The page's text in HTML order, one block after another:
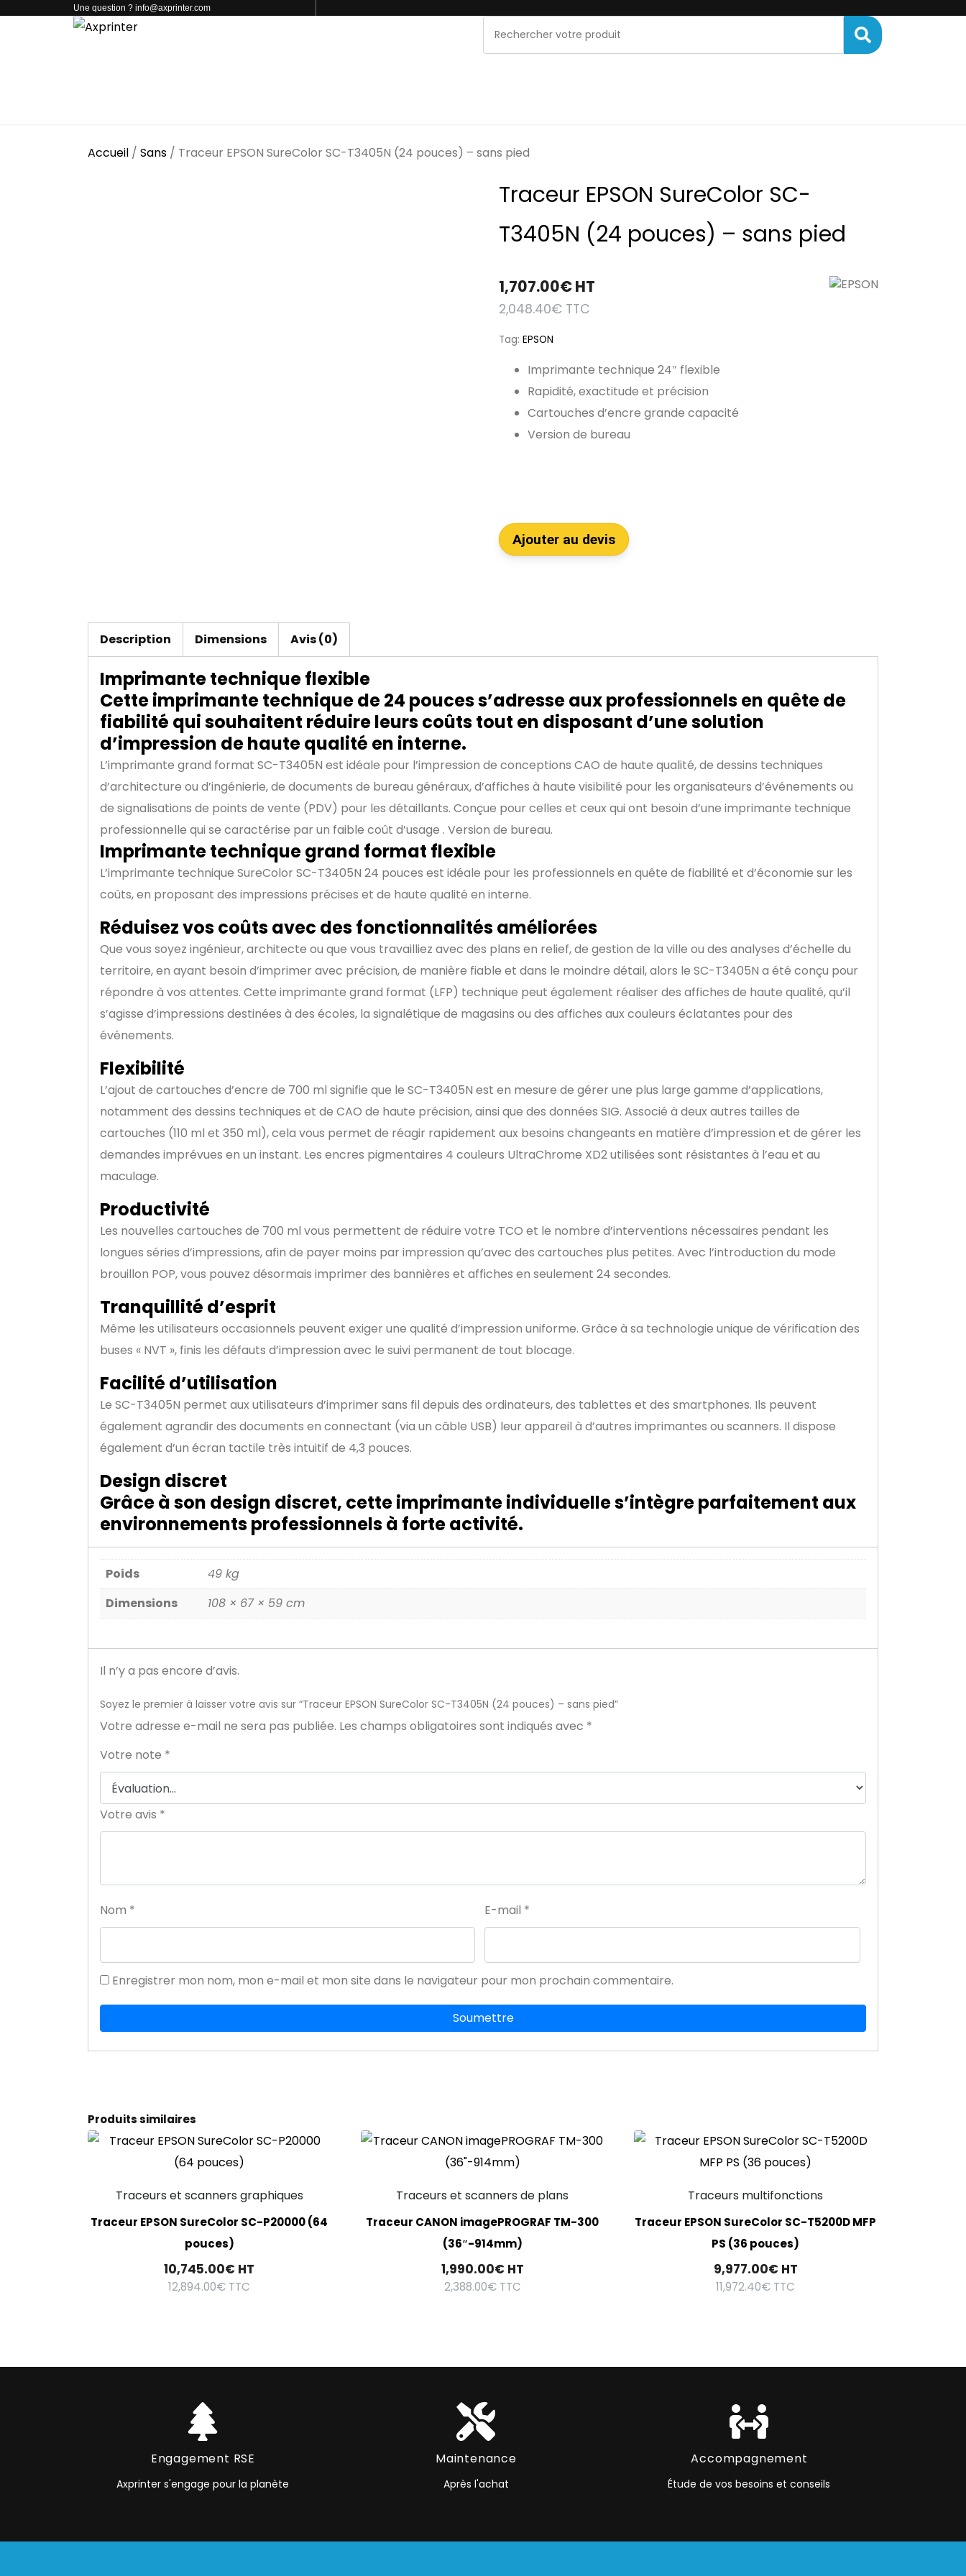
Une question ? info@axprinter.com
Accueil / Sans / Traceur EPSON SureColor SC-T3405N (24 pouces) – sans pied
Traceur EPSON SureColor SC-
T3405N (24 pouces) – sans pied
1,707.00€HT
2,048.40€ TTC
Tag: EPSON
Imprimante technique 24″ flexible
Rapidité, exactitude et précision
Cartouches d’encre grande capacité
Version de bureau
Ajouter au devis
Description Dimensions Avis (0)
Imprimante technique flexible
Cette imprimante technique de 24 pouces s’adresse aux professionnels en quête de
fiabilité qui souhaitent réduire leurs coûts tout en disposant d’une solution
d’impression de haute qualité en interne.
L’imprimante grand format SC-T3405N est idéale pour l’impression de conceptions CAO de haute qualité, de dessins techniques
d’architecture ou d’ingénierie, de documents de bureau généraux, d’affiches à haute visibilité pour les organisateurs d’événements ou
de signalisations de points de vente (PDV) pour les détaillants. Conçue pour celles et ceux qui ont besoin d’une imprimante technique
professionnelle qui se caractérise par un faible coût d’usage . Version de bureau.
Imprimante technique grand format flexible
L’imprimante technique SureColor SC-T3405N 24 pouces est idéale pour les professionnels en quête de fiabilité et d’économie sur les
coûts, en proposant des impressions précises et de haute qualité en interne.
Réduisez vos coûts avec des fonctionnalités améliorées
Que vous soyez ingénieur, architecte ou que vous travailliez avec des plans en relief, de gestion de la ville ou des analyses d’échelle du
territoire, en ayant besoin d’imprimer avec précision, de manière fiable et dans le moindre détail, alors le SC-T3405N a été conçu pour
répondre à vos attentes. Cette imprimante grand format (LFP) technique peut également réaliser des affiches de haute qualité, qu’il
s’agisse d’impressions destinées à des écoles, la signalétique de magasins ou des affiches aux couleurs éclatantes pour des
événements.
Flexibilité
L’ajout de cartouches d’encre de 700 ml signifie que le SC-T3405N est en mesure de gérer une plus large gamme d’applications,
notamment des dessins techniques et de CAO de haute précision, ainsi que des données SIG. Associé à deux autres tailles de
cartouches (110 ml et 350 ml), cela vous permet de réagir rapidement aux besoins changeants en matière d’impression et de gérer les
demandes imprévues en un instant. Les encres pigmentaires 4 couleurs UltraChrome XD2 utilisées sont résistantes à l’eau et au
maculage.
Productivité
Les nouvelles cartouches de 700 ml vous permettent de réduire votre TCO et le nombre d’interventions nécessaires pendant les
longues séries d’impressions, afin de payer moins par impression qu’avec des cartouches plus petites. Avec l’introduction du mode
brouillon POP, vous pouvez désormais imprimer des bannières et affiches en seulement 24 secondes.
Tranquillité d’esprit
Même les utilisateurs occasionnels peuvent exiger une qualité d’impression uniforme. Grâce à sa technologie unique de vérification des
buses « NVT », finis les défauts d’impression avec le suivi permanent de tout blocage.
Facilité d’utilisation
Le SC-T3405N permet aux utilisateurs d’imprimer sans fil depuis des ordinateurs, des tablettes et des smartphones. Ils peuvent
également agrandir des documents en connectant (via un câble USB) leur appareil à d’autres imprimantes ou scanners. Il dispose
également d’un écran tactile très intuitif de 4,3 pouces.
Design discret
Grâce à son design discret, cette imprimante individuelle s’intègre parfaitement aux
environnements professionnels à forte activité.
Poids
49 kg
Dimensions
108 × 67 × 59 cm
Il n’y a pas encore d’avis.
Soyez le premier à laisser votre avis sur “Traceur EPSON SureColor SC-T3405N (24 pouces) – sans pied”
Votre adresse e-mail ne sera pas publiée. Les champs obligatoires sont indiqués avec *
Votre note *
Votre avis *
Nom * E-mail *
Enregistrer mon nom, mon e-mail et mon site dans le navigateur pour mon prochain commentaire.
Produits similaires
Traceurs et scanners graphiques
Traceur EPSON SureColor SC-P20000 (64
pouces)
10,745.00€ HT
12,894.00€ TTC
Traceurs et scanners de plans
Traceur CANON imagePROGRAF TM-300
(36″-914mm)
1,990.00€ HT
2,388.00€TTC
Traceurs multifonctions
Traceur EPSON SureColor SC-T5200D MFP
PS (36 pouces)
9,977.00€ HT
11,972.40€ TTC
Engagement RSE
Axprinter s'engage pour la planète
Maintenance
Après l'achat
Accompagnement
Étude de vos besoins et conseils